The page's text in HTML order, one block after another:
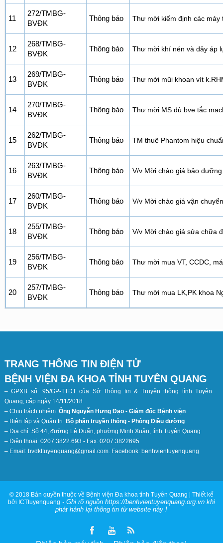
11
272/TMBG-
BVĐK
Thông báo Thư mời kiểm định các máy
12
268/TMBG-
BVĐK
Thông báo Thư mời khí nén và dây áp
13
269/TMBG-
BVĐK
Thông báo Thư mời mũi khoan vít
14
270/TMBG-
BVĐK
Thông báo Thư mời MS dù bve tắc
15
262/TMBG-
BVĐK
Thông báo TM thuê Phantom hiệu
16
263/TMBG-
BVĐK
Thông báo V/v Mời chào giá bảo
17
260/TMBG-
BVĐK
Thông báo V/v Mời chào giá vận
18
255/TMBG-
BVĐK
Thông báo V/v Mời chào giá sửa chữa
19
256/TMBG-
BVĐK
Thông báo Thư mời mua VT, CCDC,
20
257/TMBG-
BVĐK
Thông báo Thư mời mua LK,PK khoa
TRANG THÔNG TIN ĐIỆN TỬ
BỆNH VIỆN ĐA KHOA TỈNH TUYÊN QUANG
– GPXB số: 95/GP-TTĐT của Sở Thông tin & Truyền thông tỉnh Tuyên
Quang, cấp ngày 14/11/2018
– Chịu trách nhiệm: Ông Nguyễn Hưng Đạo - Giám đốc Bệnh viện
– Biên tập và Quản trị :Bộ phận truyền thông - Phòng Điều dưỡng
– Địa chỉ: Số 44, đường Lê Duẩn, phường Minh Xuân, tỉnh Tuyên Quang
– Điện thoại: 0207.3822.693 - Fax: 0207.3822695
– Email: bvdkttuyenquang@gmail.com. Facebook: benhvientuyenquang
© 2018 Bản quyền thuộc về Bệnh viện Đa khoa tỉnh Tuyên Quang | Thiết kế
bởi ICTtuyenquang - Ghi rõ nguồn https://benhvientuyenquang.org.vn khi
phát hành lại thông tin từ website này !